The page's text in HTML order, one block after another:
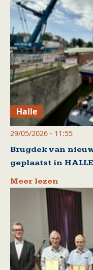
Halle
29/05/2026 - 11:55
Brugdek van
geplaatst in HALLE
Meer lezen